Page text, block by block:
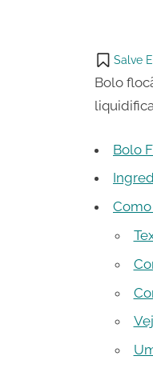
X
Salve
Bolo
Bolo